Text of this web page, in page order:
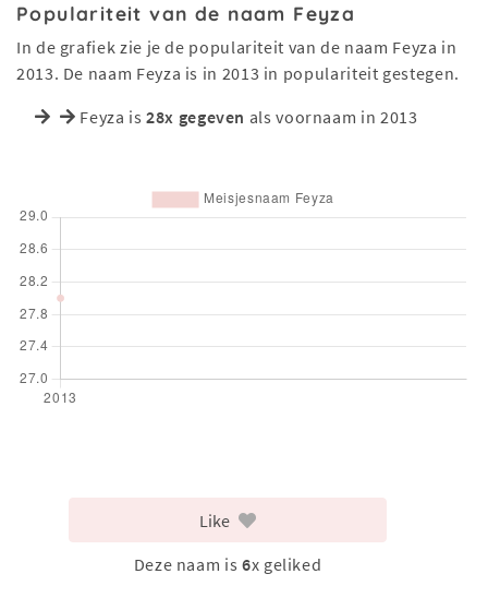
Populariteit van de naam Feyza
In de grafiek zie je de populariteit van de naam Feyza in
2013. De naam Feyza is in 2013 in populariteit gestegen.
Feyza is28x gegeven als voornaam in 2013
Like
Deze naam is 6x geliked